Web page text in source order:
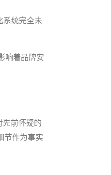
系统完全未
响着品牌安
前怀疑的
节作为事实